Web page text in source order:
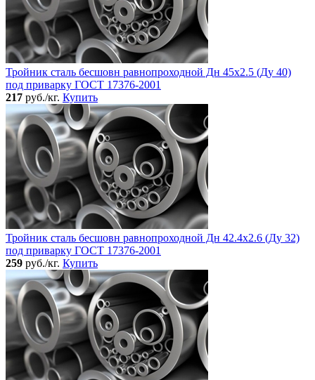
Тройник сталь бесшовн равнопроходной Дн 45х2.5 (Ду 40)
под приварку ГОСТ 17376-2001
217 руб./кг. Купить
Тройник сталь бесшовн равнопроходной Дн 42.4х2.6 (Ду 32)
под приварку ГОСТ 17376-2001
259 руб./кг. Купить